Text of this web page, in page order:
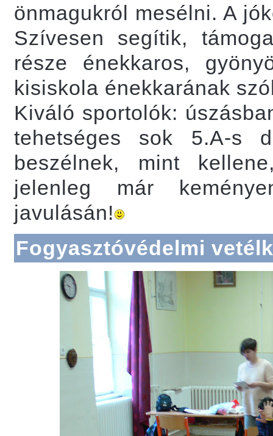
önmagukról mesélni. A
Szívesen segítik,
része énekkaros,
kisiskola énekkarának
Kiváló sportolók:
tehetséges sok 5.A-s
beszélnek, mint
jelenleg már
javulásán!
Fogyasztóvédelmi